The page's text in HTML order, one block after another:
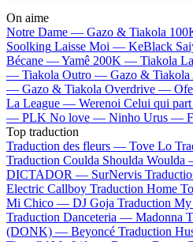
On aime
Notre Dame — Gazo & Tiakola
Soolking Laisse Moi — KeBlack
Bécane —Yamê 200K — Tiakola
— Tiakola Outro — Gazo & Tiakola
— Gazo & Tiakola Overdrive —
La League — Werenoi Celui qui
— PLK No love — Ninho Urus —
Top traduction
Traduction des fleurs — Tove Lo
Traduction Coulda Shoulda
DICTADOR — SurNervis
Electric Callboy Traduction Home
Mi Chico — DJ Goja Traduction
Traduction Danceteria — Madonna
(DONK) — Beyoncé Traduction